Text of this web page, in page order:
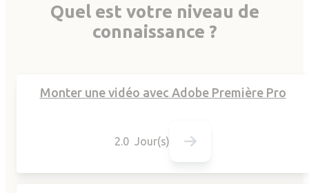
Quel est votre niveau de
connaissance ?
Monter une vidéo avec Adobe Première Pro
2.0 Jour(s)